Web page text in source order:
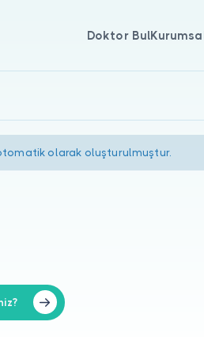
Doktor Bul
olarak oluşturulmuştur.